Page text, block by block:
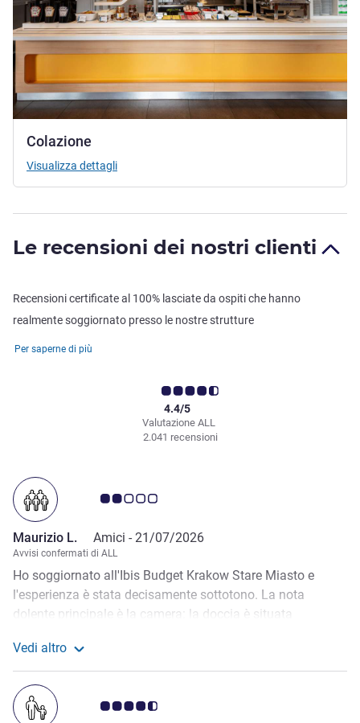
Colazione
Visualizza dettagli
Le recensioni dei nostri clienti
Recensioni certificate al 100% lasciate da ospiti che hanno
realmente soggiornato presso le nostre strutture
Per saperne di più
Valutazione ALL
4.4/5
2.041 recensioni
Giudizio clienti 2.0/5
Maurizio L. Amici - 21/07/2026
Avvisi confermati di ALL
Ho soggiornato all'Ibis Budget Krakow Stare Miasto e
l'esperienza è stata decisamente sottotono. La nota
dolente principale è la camera: la doccia è situata
sostituita da una tenda di plastica, azzerando totalmente
la privacy e schizzando all'interno della camera La
colazione è stata monotona e deludente, sempre identica
per cinque giorni: niente dolci a parte dei biscotti secchi e
Vedi altro
Giudizio clienti 4.5/5